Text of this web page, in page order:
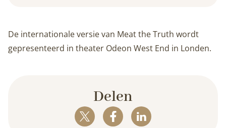
De internationale versie van Meat the Truth wordt
gepresenteerd in theater Odeon West End in Londen.
Delen